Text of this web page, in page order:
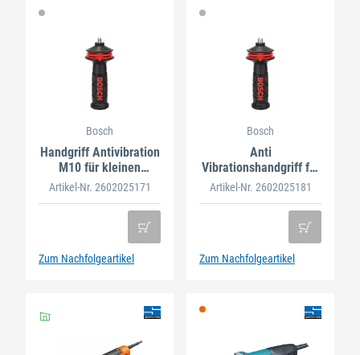
Bosch
Handgriff Antivibration
M10 für kleinen
Winkelschleifer
Artikel-Nr. 2602025171
Zum Nachfolgeartikel
Bosch
Anti
Vibrationshandgriff für
GWS M14
Artikel-Nr. 2602025181
Zum Nachfolgeartikel